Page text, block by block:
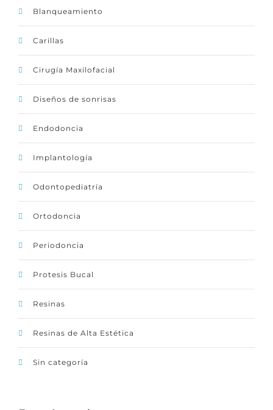
Blanqueamiento
Carillas
Cirugía Maxilofacial
Diseños de sonrisas
Endodoncia
Implantología
Odontopediatría
Ortodoncia
Periodoncia
Protesis Bucal
Resinas
Resinas de Alta Estética
Sin categoría